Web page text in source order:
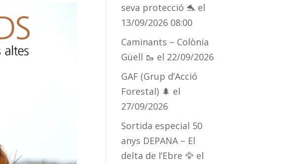
seva protecció 🐬 el
13/09/2026 08:00
Caminants – Colònia
Güell 🥾 el 22/09/2026
GAF (Grup d’Acció
Forestal) 🌲 el
27/09/2026
Sortida especial 50
anys DEPANA – El
delta de l’Ebre 🦅 el